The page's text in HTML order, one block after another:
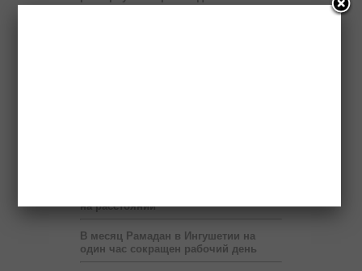
на расстоянии
В месяц Рамадан в Ингушетии на
один час сокращен рабочий день